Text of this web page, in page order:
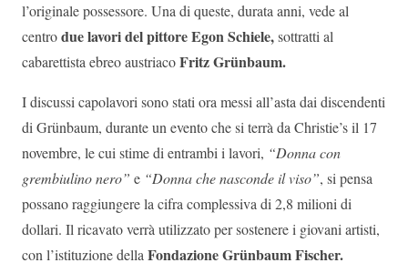
l’originale possessore. Una di queste, durata anni, vede al
centrodue lavori del pittore Egon Schiele,sottratti al
cabarettista ebreo austriacoFritz Grünbaum.
I discussi capolavori sono stati ora messi all’asta dai discendenti
di Grünbaum, durante un evento che si terrà da Christie’s il 17
novembre, le cui stime di entrambi i lavori, “Donna con
grembiulino nero” e “Donna che nasconde il viso”, si pensa
possano raggiungere la cifra complessiva di 2,8 milioni di
dollari. Il ricavato verrà utilizzato per sostenere i giovani artisti,
con l’istituzione dellaFondazione Grünbaum Fischer.